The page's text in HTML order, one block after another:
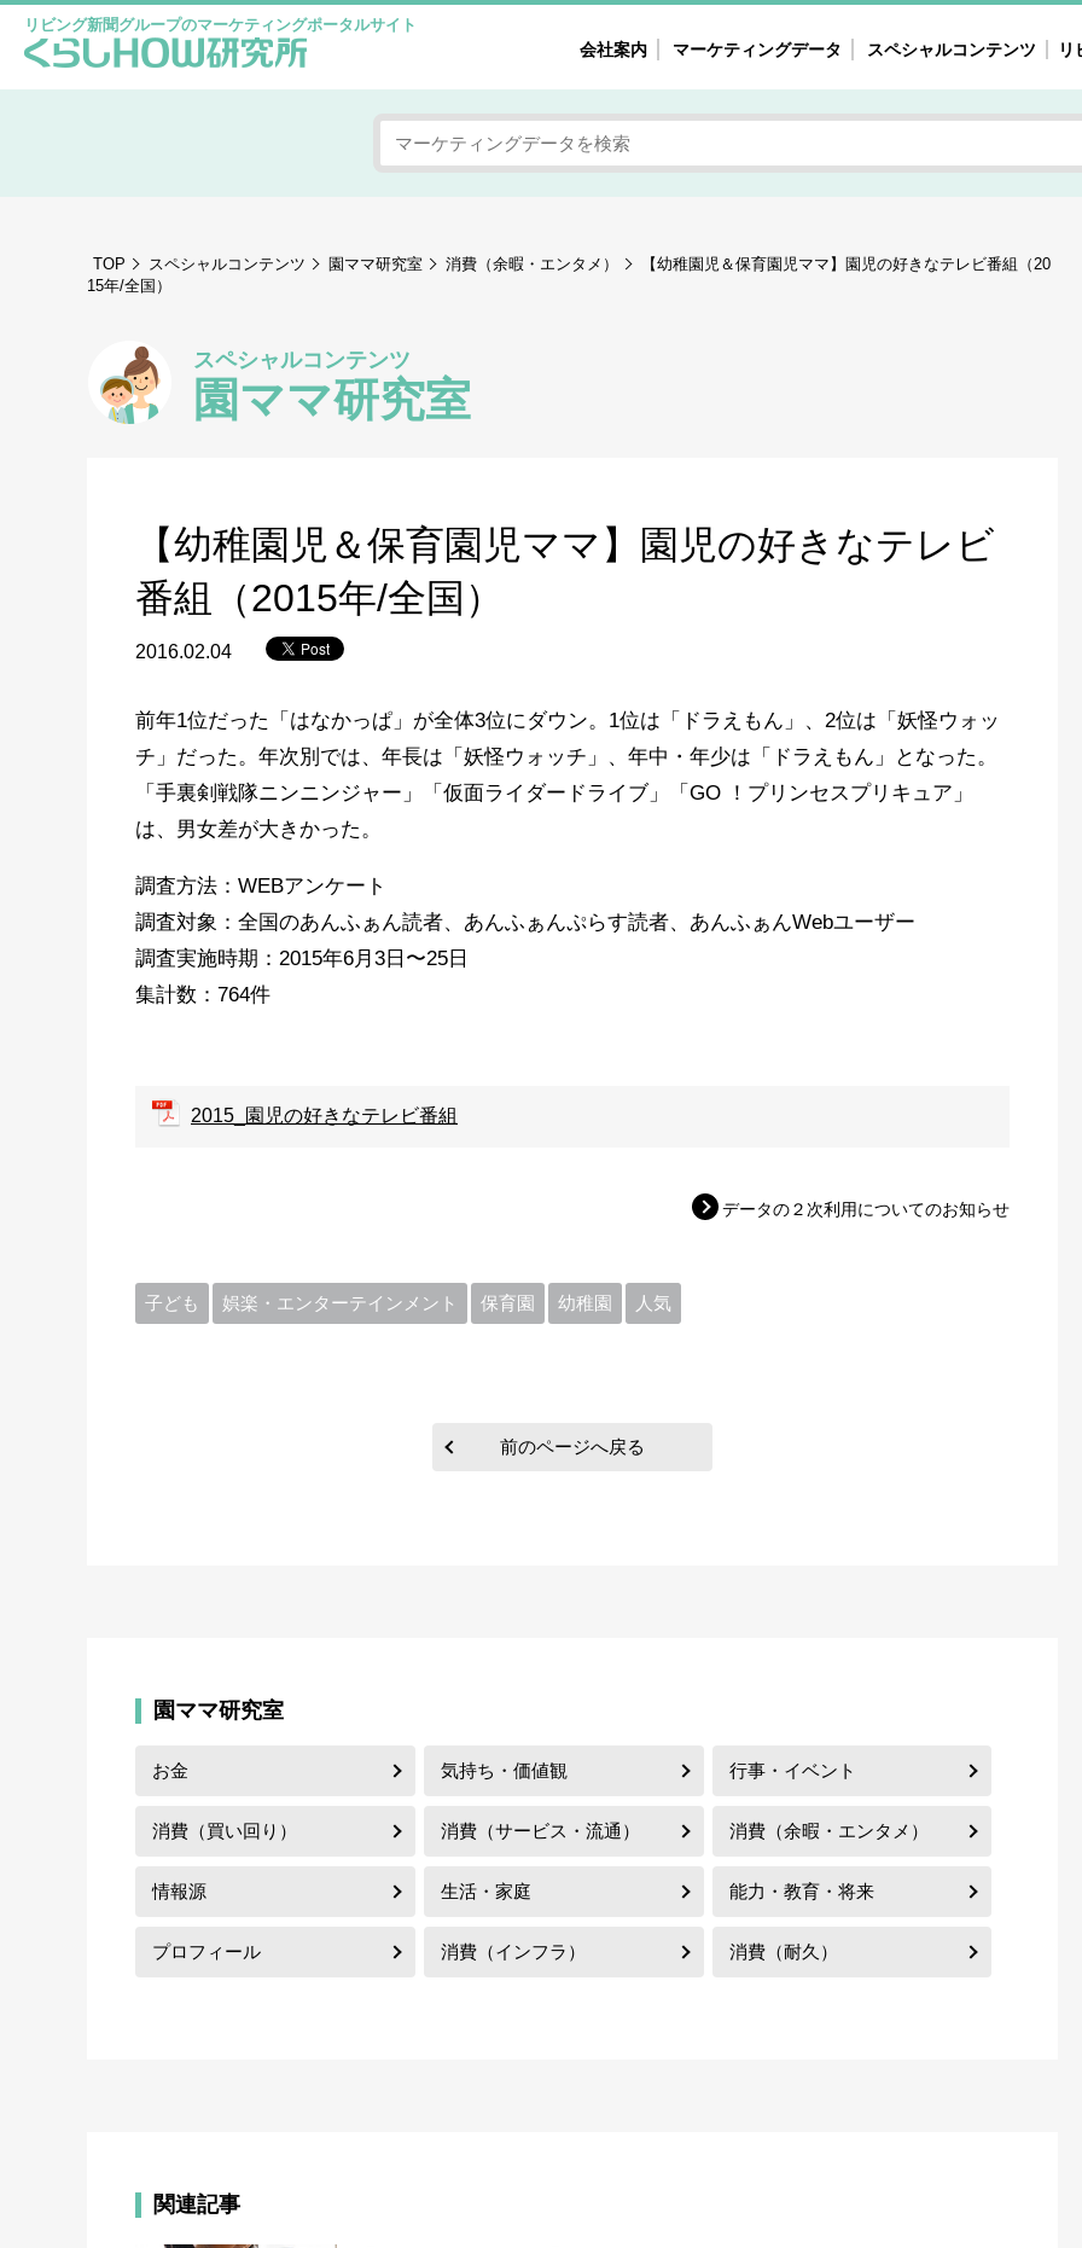
リビング新聞グループのマーケティングポータルサイト
会社案内 マーケティングデータ スペシャルコンテンツ
女性の気持ちと消費がリアルに見える
自主調査レポート
注目タ
40'
リ
TOP スペシャルコンテンツ 園ママ研究室 消費（余暇・エンタメ）
【幼稚園児＆保育園児ママ】園児の好きなテレビ番組（20
15年/全国）
スペシャルコンテンツ
園ママ研究室
【幼稚園児＆保育園児ママ】園児の好きなテレビ
番組（2015年/全国）
2016.02.04
前年1位だった「はなかっぱ」が全体3位にダウン。1位は「ドラえもん」、2位は「妖怪ウォッ
チ」だった。年次別では、年長は「妖怪ウォッチ」、年中・年少は「ドラえもん」となった。
「手裏剣戦隊ニンニンジャー」「仮面ライダードライブ」「GO ！プリンセスプリキュア」
は、男女差が大きかった。
調査方法：WEBアンケート
調査対象：全国のあんふぁん読者、あんふぁんぷらす読者、 あんふぁんWebユーザー
調査実施時期：2015年6月3日〜25日
集計数：764件
2015_園児の好きなテレビ番組
データの２次利用についてのお知らせ
子ども 娯楽・エンターテインメント 保育園 幼稚園 人気
前のページへ戻る
園ママ研究室
お金 気持ち・価値観 行事・イベント
消費（買い回り） 消費（サービス・流通） 消費（余暇・エンタメ）
情報源 生活・家庭 能力・教育・将来
プロフィール 消費（インフラ） 消費（耐久）
関連記事